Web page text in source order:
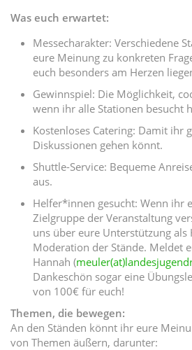
Was euch erwartet:
Messecharakter: Verschiedene
eure Meinung zu konkreten
euch besonders am Herzen
Gewinnspiel: Die Möglichkeit,
wenn ihr alle Stationen besucht
Kostenloses Catering: Damit ihr
Diskussionen gehen könnt.
Shuttle-Service: Bequeme
aus.
Helfer*innen gesucht: Wenn ihr
Zielgruppe der Veranstaltung
uns über eure Unterstützung
Moderation der Stände. Meldet
Hannah (
Dankeschön sogar eine
von 100€ für euch!
Themen, die bewegen:
An den Ständen könnt ihr eure
von Themen äußern, darunter: